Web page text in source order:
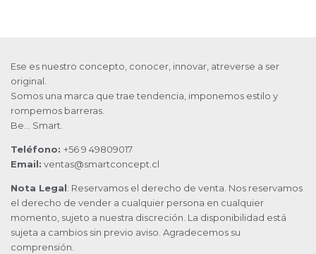
Ese es nuestro concepto, conocer, innovar, atreverse a ser
original.
Somos una marca que trae tendencia, imponemos estilo y
rompemos barreras.
Be… Smart.
Teléfono: +56 9 49809017
Email: ventas@smartconcept.cl
Nota Legal: Reservamos el derecho de venta. Nos reservamos
el derecho de vender a cualquier persona en cualquier
momento, sujeto a nuestra discreción. La disponibilidad está
sujeta a cambios sin previo aviso. Agradecemos su
comprensión.